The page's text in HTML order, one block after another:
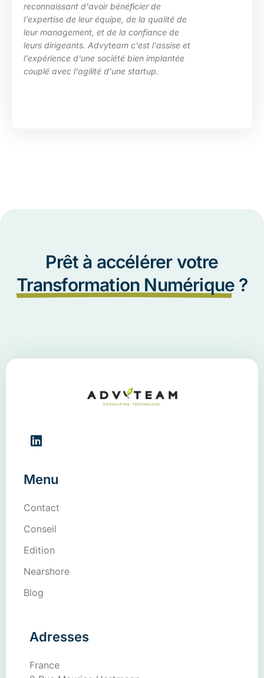
reconnaissant d'avoir bénéficier de
l'expertise de leur équipe, de la qualité de
leur management, et de la confiance de
leurs dirigeants. Advyteam c'est l'assise et
l'expérience d'une société bien implantée
couplé avec l'agilité d'une startup.
Prêt à accélérer votre
Transformation Numérique ?
Menu
Contact
Conseil
Edition
Nearshore
Blog
Adresses
France